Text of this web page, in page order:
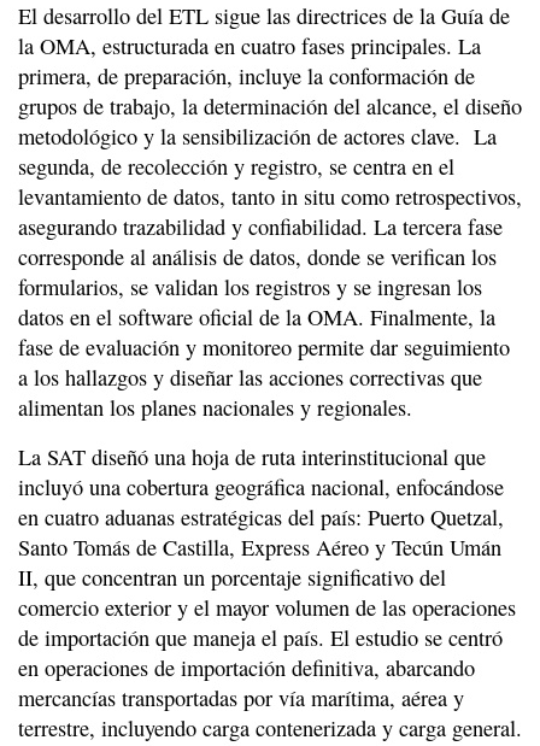
El desarrollo del ETL sigue las directrices de la Guía de
la OMA, estructurada en cuatro fases principales. La
primera, de preparación, incluye la conformación de
grupos de trabajo, la determinación del alcance, el diseño
metodológico y la sensibilización de actores clave. La
segunda, de recolección y registro, se centra en el
levantamiento de datos, tanto in situ como retrospectivos,
asegurando trazabilidad y confiabilidad. La tercera fase
corresponde al análisis de datos, donde se verifican los
formularios, se validan los registros y se ingresan los
datos en el software oficial de la OMA. Finalmente, la
fase de evaluación y monitoreo permite dar seguimiento
a los hallazgos y diseñar las acciones correctivas que
alimentan los planes nacionales y regionales.
La SAT diseñó una hoja de ruta interinstitucional que
incluyó una cobertura geográfica nacional, enfocándose
en cuatro aduanas estratégicas del país: Puerto Quetzal,
Santo Tomás de Castilla, Express Aéreo y Tecún Umán
II, que concentran un porcentaje significativo del
comercio exterior y el mayor volumen de las operaciones
de importación que maneja el país. El estudio se centró
en operaciones de importación definitiva, abarcando
mercancías transportadas por vía marítima, aérea y
terrestre, incluyendo carga contenerizada y carga general.